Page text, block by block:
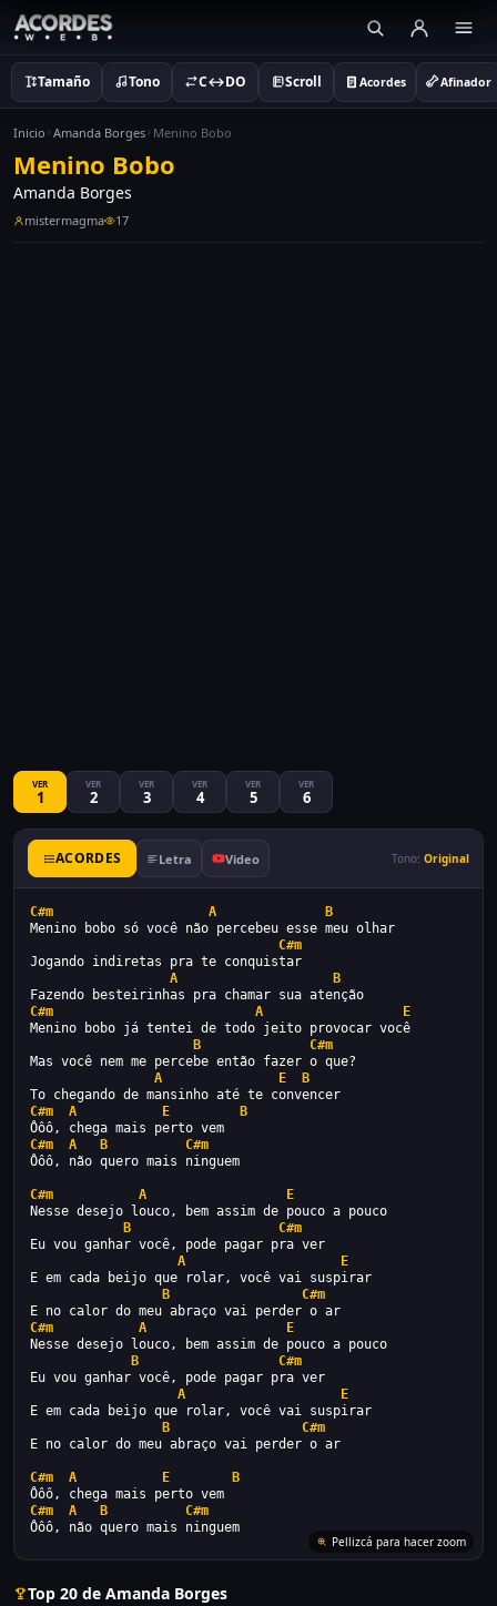
Tamaño Tono C↔DO Scroll Acordes Afinador
Inicio Amanda Borges Menino Bobo
Menino Bobo
Amanda Borges
mistermagma 17
VER
1
VER
2
VER
3
VER
4
VER
5
VER
6
ACORDES Letra Video Tono: Original
C#m A
B
Menino bobo só você não percebeu esse meu olhar
C#m
Jogando indiretas pra te conquistar
A
B
Fazendo besteirinhas pra chamar sua atenção
C#m
A
E
Menino bobo já tentei de todo jeito provocar você
B
C#m
Mas você nem me percebe então fazer o que?
A
E
B
To chegando de mansinho até te convencer
C#m
A E
B
Ôôô, chega mais perto vem
C#m
A B
C#m
Ôôô, não quero mais ninguem
C#m A
E
Nesse desejo louco, bem assim de pouco a pouco
B
C#m
Eu vou ganhar você, pode pagar pra ver
A
E
E em cada beijo que rolar, você vai suspirar
B
C#m
E no calor do meu abraço vai perder o ar
C#m
A
E
Nesse desejo louco, bem assim de pouco a pouco
B
C#m
Eu vou ganhar você, pode pagar pra ver
A
E
E em cada beijo que rolar, você vai suspirar
B
C#m
E no calor do meu abraço vai perder o ar
C#m A E
B
Ôôô, chega mais perto vem
C#m
A B
C#m
Ôôô, não quero mais ninguem
Pellizcá para hacer zoom
Top 20 de Amanda Borges